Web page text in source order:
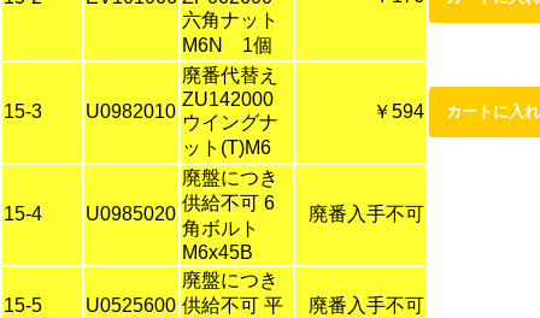
六角ナット
M6N 1個
15-3 U0982010
廃番代替え
ZU142000
ウイングナ
ット(T)M6
￥594
15-4 U0985020
廃盤につき
供給不可 6
角ボルト
M6x45B
廃番入手不可
15-5 U0525600
廃盤につき
供給不可 平
廃番入手不可